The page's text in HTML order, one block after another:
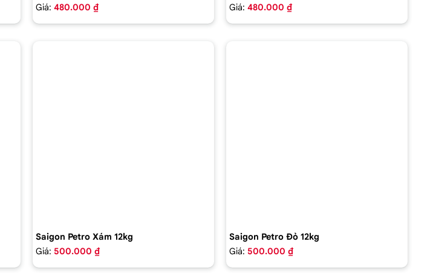
Giá: 480.000 ₫
Giá: 480.000 ₫
Saigon Petro Xám 12kg
Giá: 500.000 ₫
Saigon Petro Đỏ 12kg
Giá: 500.000 ₫